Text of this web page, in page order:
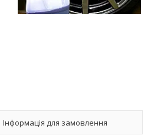
Інформація для замовлення